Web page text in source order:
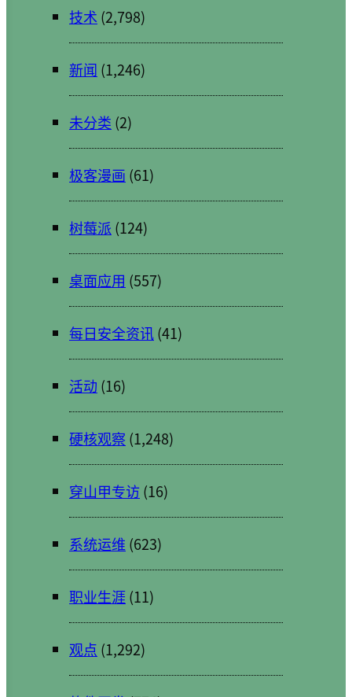
技术 (2,798)
新闻 (1,246)
未分类 (2)
极客漫画 (61)
树莓派 (124)
桌面应用 (557)
每日安全资讯(41)
活动 (16)
硬核观察 (1,248)
穿山甲专访(16)
系统运维(623)
职业生涯(11)
观点 (1,292)